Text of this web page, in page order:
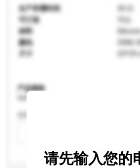
生产所需时间
30 日
可订造
可以
材料
Silicone
颜色
ODM,
23*29
产品规格
请先输入您的